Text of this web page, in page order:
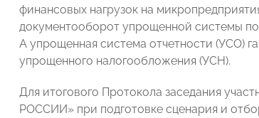
финансовых нагрузок на
документооборот упрощенной системы
А упрощенная система отчетности (УСО)
упрощенного налогообложения (УСН).
Для итогового Протокола заседания
РОССИИ» при подготовке сценария и